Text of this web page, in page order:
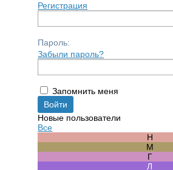
Регистрация
Пароль:
Забыли пароль?
Запомнить меня
Новые пользователи
Все